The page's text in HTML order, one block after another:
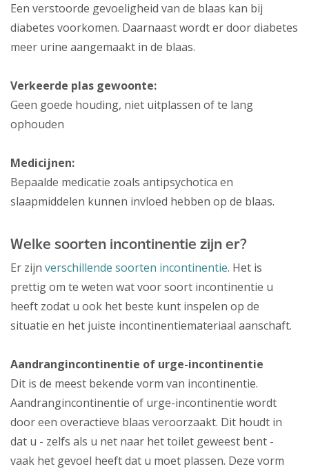
Een verstoorde gevoeligheid van de blaas kan bij
diabetes voorkomen. Daarnaast wordt er door diabetes
meer urine aangemaakt in de blaas.
Verkeerde plas gewoonte:
Geen goede houding, niet uitplassen of te lang
ophouden
Medicijnen:
Bepaalde medicatie zoals antipsychotica en
slaapmiddelen kunnen invloed hebben op de blaas.
Welke soorten incontinentie zijn er?
Er zijn verschillende soorten incontinentie. Het is
prettig om te weten wat voor soort incontinentie u
heeft zodat u ook het beste kunt inspelen op de
situatie en het juiste incontinentiemateriaal aanschaft.
Aandrangincontinentie of urge-incontinentie
Dit is de meest bekende vorm van incontinentie.
Aandrangincontinentie of urge-incontinentie wordt
door een overactieve blaas veroorzaakt. Dit houdt in
dat u - zelfs als u net naar het toilet geweest bent -
vaak het gevoel heeft dat u moet plassen. Deze vorm